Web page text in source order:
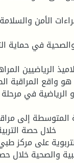
واقع المراقبة
و الرياضية في
خلال حصة